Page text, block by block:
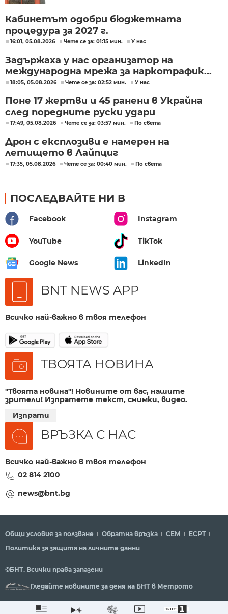
Кабинетът одобри бюджетната
процедура за 2027 г.
16:01, 05.08.2026 Чете се за: 01:15 мин. У нас
Задържаха у нас организатор на
международна мрежа за наркотрафик...
18:05, 05.08.2026 Чете се за: 02:52 мин. У нас
Поне 17 жертви и 45 ранени в Украйна
след поредните руски удари
17:49, 05.08.2026 Чете се за: 03:57 мин. По света
Дрон с експлозиви е намерен на
летището в Лайпциг
17:35, 05.08.2026 Чете се за: 00:40 мин. По света
ПОСЛЕДВАЙТЕ НИ В
Facebook Instagram
YouTube TikTok
Google News LinkedIn
BNT NEWS APP
Всичко най-важно в твоя телефон
ТВОЯТА НОВИНА
"Твоята новина"! Новините от вас, нашите
зрители! Изпратете текст, снимки, видео.
Изпрати
ВРЪЗКА С НАС
Всичко най-важно в твоя телефон
02 814 2100
news@bnt.bg
Общи условия за ползване Обратна връзка СЕМ
ECPT
Политика за защита на личните данни
©БНТ. Всички права запазени
Гледайте новините за деня на БНТ в Метрото